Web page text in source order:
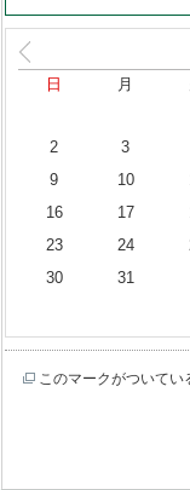
日 月
2
3
9
10
16
17
23
24
30
31
このマークがついて